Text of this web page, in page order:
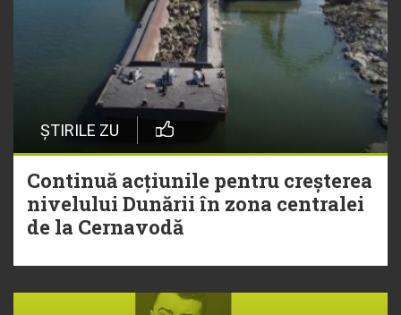
ȘTIRILE ZU
Continuă acțiunile pentru creșterea
nivelului Dunării în zona centralei
de la Cernavodă